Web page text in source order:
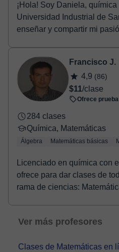
¡Hola! Soy Daniela,
Universidad Industrial de
enseñar y compartir mi
Francisco J.
4,9 (86)
$11/clase
Ofrece
284 clases
Química, Matemáticas
Álgebra Matemáticas básicas
Licenciado en química con
ofrece para dar clases de
rama de ciencias:
Ver más profesores
Clases de Matemáticas en